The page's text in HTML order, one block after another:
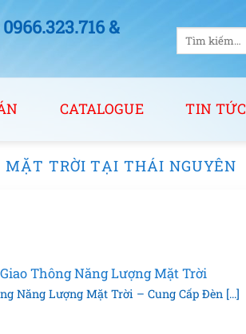
&
Tìm
kiếm:
CATALOGUE TIN TỨC
MẶT TRỜI TẠI THÁI NGUYÊN
Thông Năng Lượng Mặt Trời
Năng Lượng Mặt Trời – Cung Cấp Đèn [...]